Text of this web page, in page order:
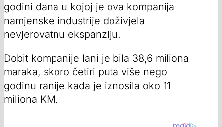
godini dana u kojoj je ova kompanija
namjenske industrije doživjela
nevjerovatnu ekspanziju.
Dobit kompanije lani je bila 38,6 miliona
maraka, skoro četiri puta više nego
godinu ranije kada je iznosila oko 11
miliona KM.